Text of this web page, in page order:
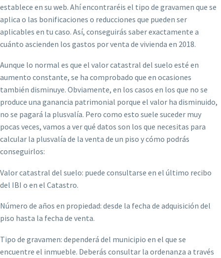
establece en su web. Ahí encontraréis el tipo de gravamen que se
aplica o las bonificaciones o reducciones que pueden ser
aplicables en tu caso. Así, conseguirás saber exactamente a
cuánto ascienden los gastos por venta de vivienda en 2018.
Aunque lo normal es que el valor catastral del suelo esté en
aumento constante, se ha comprobado que en ocasiones
también disminuye. Obviamente, en los casos en los que no se
produce una ganancia patrimonial porque el valor ha disminuido,
no se pagará la plusvalía. Pero como esto suele suceder muy
pocas veces, vamos a ver qué datos son los que necesitas para
calcular la plusvalía de la venta de un piso y cómo podrás
conseguirlos:
Valor catastral del suelo: puede consultarse en el último recibo
del IBI o en el Catastro.
Número de años en propiedad: desde la fecha de adquisición del
piso hasta la fecha de venta.
Tipo de gravamen: dependerá del municipio en el que se
encuentre el inmueble. Deberás consultar la ordenanza a través